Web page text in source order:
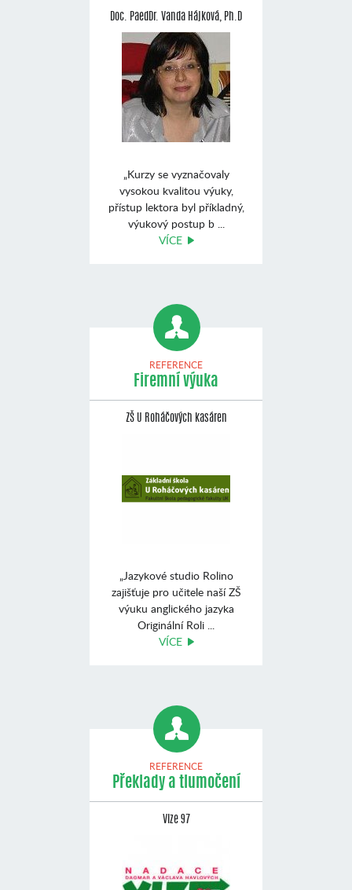
Doc. PaedDr. Vanda Hájková, Ph.D
„Kurzy se vyznačovaly
vysokou kvalitou výuky,
přístup lektora byl příkladný,
výukový postup b ...
VÍCE
REFERENCE
Firemní výuka
ZŠ U Roháčových kasáren
„Jazykové studio Rolino
zajišťuje pro učitele naší ZŠ
výuku anglického jazyka
Originální Roli ...
VÍCE
REFERENCE
Překlady a tlumočení
Vize 97